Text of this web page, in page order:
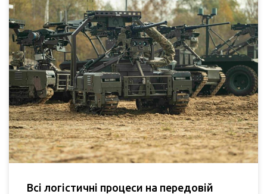
Всі логістичні процеси на передовій